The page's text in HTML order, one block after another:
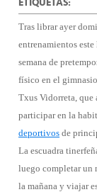
Tras librar ayer
entrenamientos
semana de
físico en el
Txus Vidorreta, que
participar en la
deportivos de
La escuadra
luego completar un
la mañana y viajar